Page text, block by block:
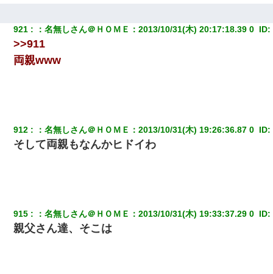
921 ：名無しさん＠ＨＯＭＥ ：2013/10/31(木) 20:17:18.39 0 ID:
>>911
両親www
912 ：名無しさん＠ＨＯＭＥ ：2013/10/31(木) 19:26:36.87 0 ID:
そして両親もなんかヒドイわ
915 ：名無しさん＠ＨＯＭＥ ：2013/10/31(木) 19:33:37.29 0 ID:
親父さん達、そこは